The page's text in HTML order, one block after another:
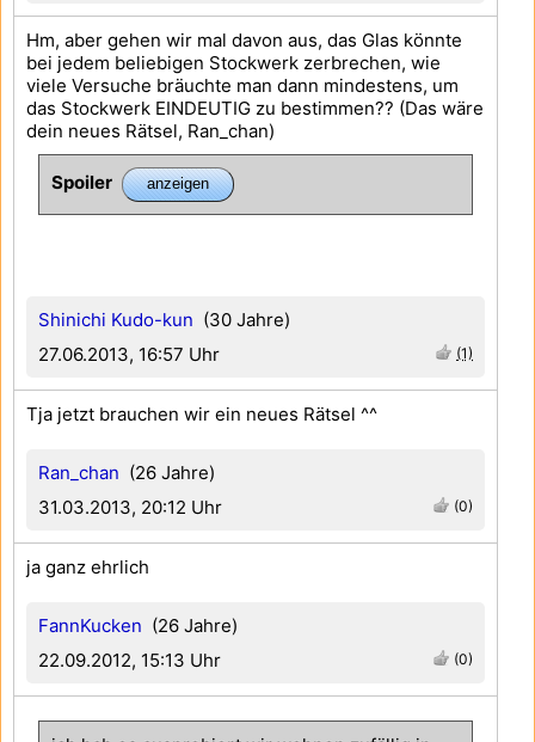
Shinichi Kudo-kun (30 Jahre)
27.06.2013, 16:57 Uhr
(1)
Hm, aber gehen wir mal davon aus, das Glas könnte
bei jedem beliebigen Stockwerk zerbrechen, wie
viele Versuche bräuchte man dann mindestens, um
das Stockwerk EINDEUTIG zu bestimmen?? (Das wäre
dein neues Rätsel, Ran_chan)
Spoiler
Ran_chan (26 Jahre)
31.03.2013, 20:12 Uhr
(0)
Tja jetzt brauchen wir ein neues Rätsel ^^
FannKucken (26 Jahre)
22.09.2012, 15:13 Uhr
(0)
ja ganz ehrlich